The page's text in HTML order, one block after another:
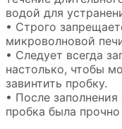
водой для
• Строго
микроволновой
• Следует всегда
настолько, чтобы
завинтить пробку.
• После
пробка была прочно